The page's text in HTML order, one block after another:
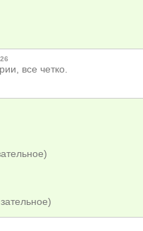
все четко.